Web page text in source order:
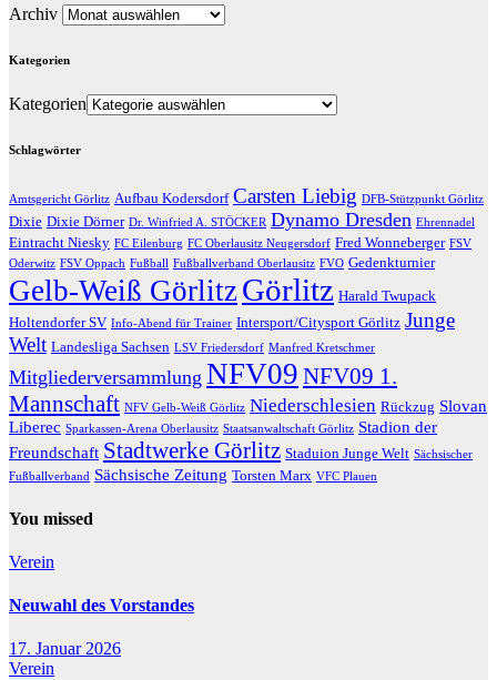
Archiv
Kategorien
Kategorien
Schlagwörter
Amtsgericht Görlitz Aufbau Kodersdorf Carsten Liebig DFB-Stützpunkt Görlitz
Dixie Dixie Dörner Dr. Winfried A. STÖCKER Dynamo Dresden Ehrennadel
Eintracht Niesky FC Eilenburg FC Oberlausitz Neugersdorf Fred Wonneberger FSV
Oderwitz FSV Oppach Fußball Fußballverband Oberlausitz FVO Gedenkturnier
Gelb-Weiß GörlitzGörlitz Harald Twupack
Holtendorfer SV Info-Abend für Trainer Intersport/Citysport Görlitz Junge
Welt Landesliga Sachsen LSV Friedersdorf Manfred Kretschmer
Mitgliederversammlung NFV09 NFV09 1.
Mannschaft NFV Gelb-Weiß Görlitz Niederschlesien Rückzug Slovan
Liberec Sparkassen-Arena Oberlausitz Staatsanwaltschaft Görlitz Stadion der
Freundschaft Stadtwerke Görlitz Staduion Junge Welt Sächsischer
Fußballverband Sächsische Zeitung Torsten Marx VFC Plauen
You missed
Verein
Neuwahl des Vorstandes
17. Januar 2026
Verein